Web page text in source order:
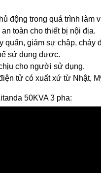
động trong quá trình làm
toàn cho thiết bị nội địa.
giảm sự chập, cháy
sử dụng được.
cho người sử dụng.
tử có xuất xứ từ Nhật,
50KVA 3 pha: